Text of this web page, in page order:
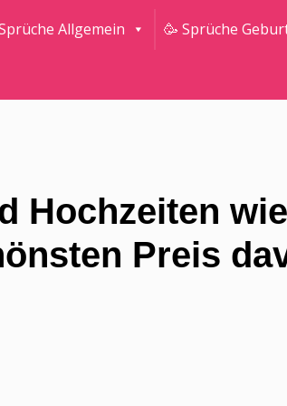
Allgemein 🥳 Sprüche
Hochzeiten
Preis